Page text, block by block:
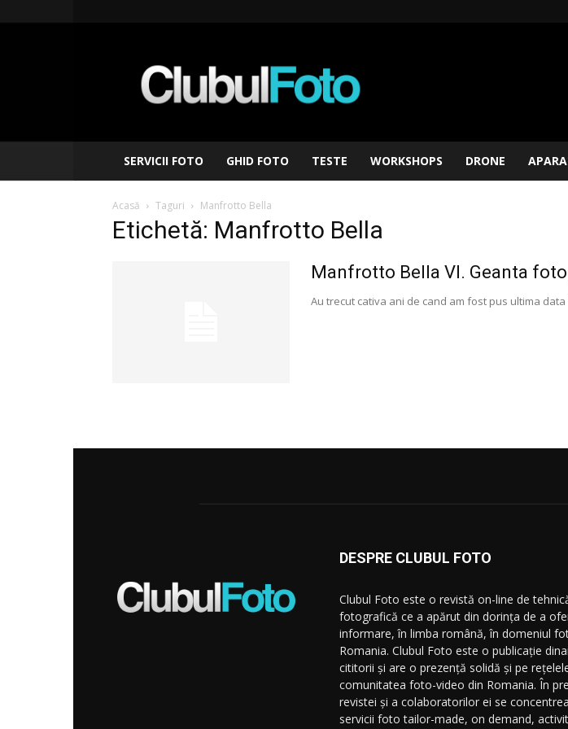
Foto
SERVICII FOTO GHID FOTO TESTE WORKSHOPS DRONE
Acasă Taguri Manfrotto Bella
Etichetă: Manfrotto Bella
Manfrotto Bella VI. Geanta
Au trecut cativa ani de cand am fost pus ultima
DESPRE CLUBUL FOTO
Clubul Foto este o revistă on-line de
fotografică ce a apărut din dorința de a
informare, în limba română, în domeniul
Romania. Clubul Foto este o publicație
cititorii și are o prezență solidă și pe
comunitatea foto-video din Romania. În
revistei și a colaboratorilor ei se
servicii foto tailor-made, on demand,